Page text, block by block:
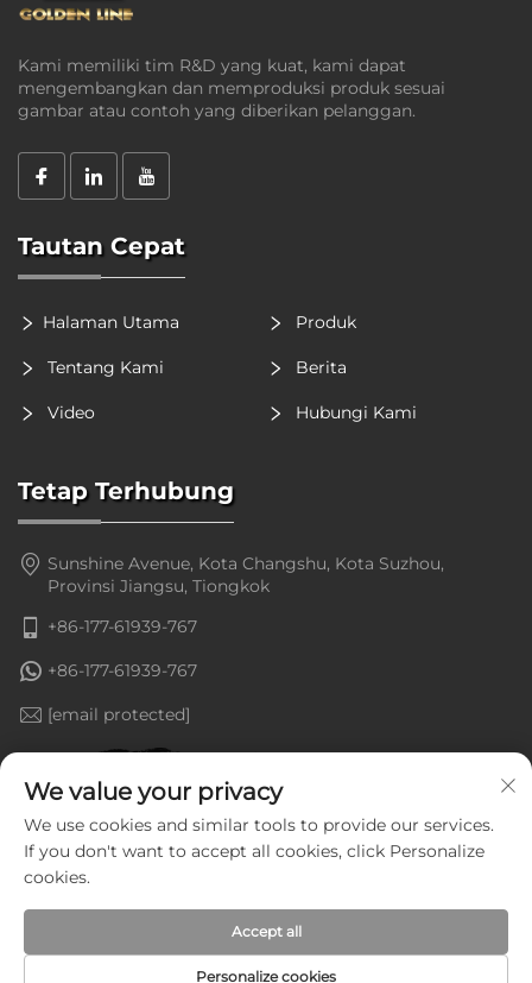
Kami memiliki tim R&D yang kuat, kami dapat
mengembangkan dan memproduksi produk sesuai
gambar atau contoh yang diberikan pelanggan.
Tautan Cepat
Halaman Utama Produk
Tentang Kami Berita
Video Hubungi Kami
Tetap Terhubung
Sunshine Avenue, Kota Changshu, Kota Suzhou,
Provinsi Jiangsu, Tiongkok
+86-177-61939-767
+86-177-61939-767
[email protected]
We value your privacy
We use cookies and similar tools to provide our services.
If you don't want to accept all cookies, click Personalize
cookies.
Personalize cookies
Accept all